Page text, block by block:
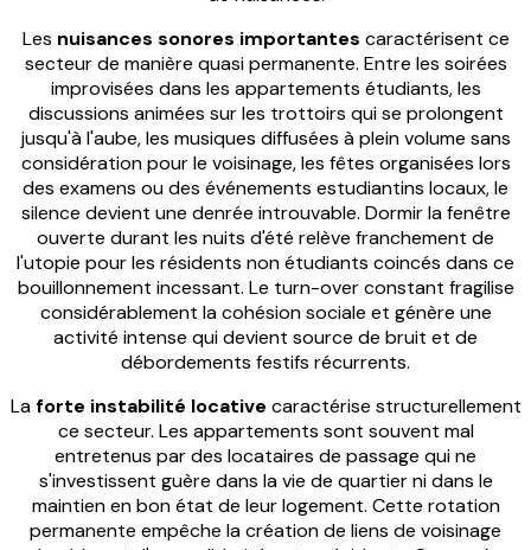
Les nuisances sonores importantes caractérisent ce
secteur de manière quasi permanente. Entre les soirées
improvisées dans les appartements étudiants, les
discussions animées sur les trottoirs qui se prolongent
jusqu'à l'aube, les musiques diffusées à plein volume sans
considération pour le voisinage, les fêtes organisées lors
des examens ou des événements estudiantins locaux, le
silence devient une denrée introuvable. Dormir la fenêtre
ouverte durant les nuits d'été relève franchement de
l'utopie pour les résidents non étudiants coincés dans ce
bouillonnement incessant. Le turn-over constant fragilise
considérablement la cohésion sociale et génère une
activité intense qui devient source de bruit et de
débordements festifs récurrents.
Laforte instabilité locative caractérise structurellement
ce secteur. Les appartements sont souvent mal
entretenus par des locataires de passage qui ne
s'investissent guère dans la vie de quartier ni dans le
maintien en bon état de leur logement. Cette rotation
permanente empêche la création de liens de voisinage